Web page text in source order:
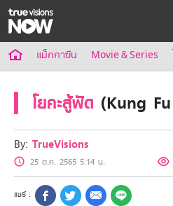
True AF2026
แพ็กเกจ
NOW FOOTBALL
NOW MAX
NOW Muay Thai
แพ็กเกจทรูวิชันส์นาวทั้ง
เคเบิลและจานดาวเทียม
สิทธิพิเศษ
แม็กกาซีน Movie & Series
โยคะสู้ฟัด (Kung
By: TrueVisions
25 ต.ค. 2565 5:14 น.